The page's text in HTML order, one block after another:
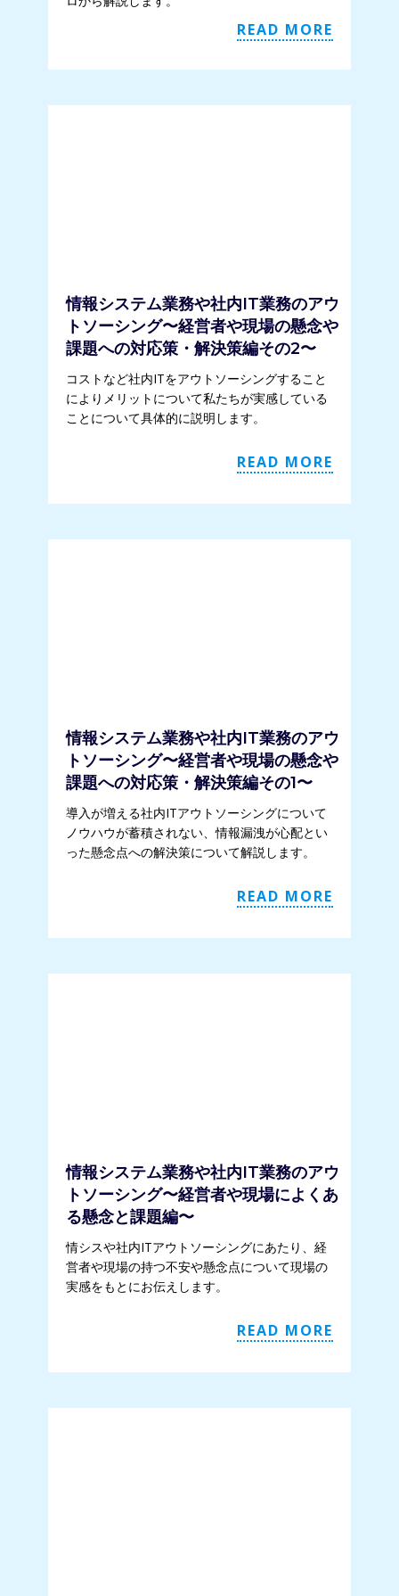
READ MORE
情報システム業務や社内IT業務のアウ
トソーシング〜経営者や現場の懸念や
課題への対応策・解決策編その2〜
コストなど社内ITをアウトソーシングすること
によりメリットについて私たちが実感している
ことについて具体的に説明します。
READ MORE
情報システム業務や社内IT業務のアウ
トソーシング〜経営者や現場の懸念や
課題への対応策・解決策編その1〜
導入が増える社内ITアウトソーシングについて
ノウハウが蓄積されない、情報漏洩が心配とい
った懸念点への解決策について解説します。
READ MORE
情報システム業務や社内IT業務のアウ
トソーシング〜経営者や現場によくあ
る懸念と課題編〜
情シスや社内ITアウトソーシングにあたり、経
営者や現場の持つ不安や懸念点について現場の
実感をもとにお伝えします。
READ MORE